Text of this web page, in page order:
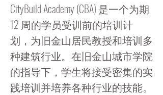
CityBuild Academy (CBA) 是一个为期
12 周的学员受训前的培训计
划，为旧金山居民教授和培训多
种建筑行业。在旧金山城市学院
的指导下，学生将接受密集的实
践培训并培养各种行业的技能。